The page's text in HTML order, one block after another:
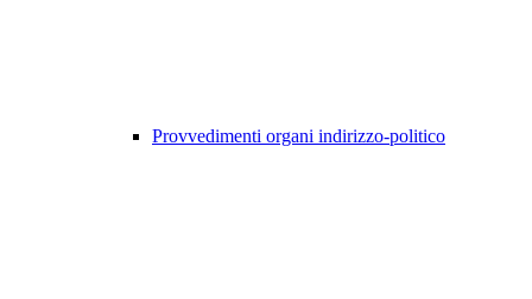
Provvedimenti organi indirizzo-politico